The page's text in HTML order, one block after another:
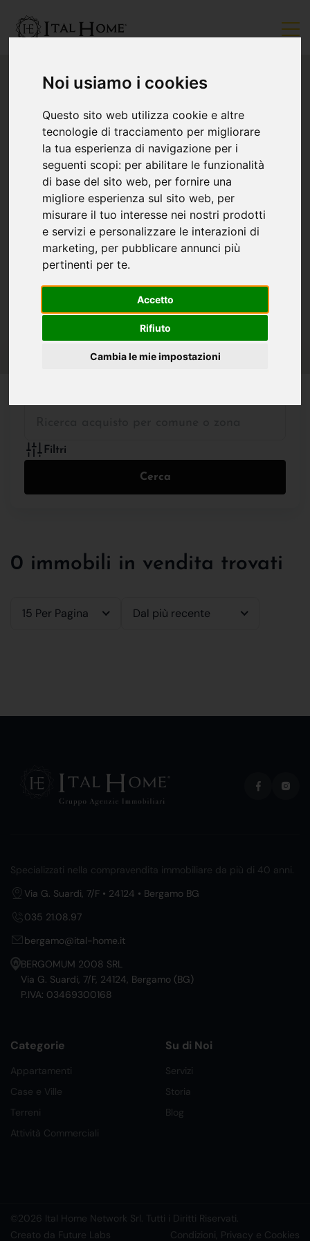
Noi usiamo i cookies
Questo sito web utilizza cookie e altre
tecnologie di tracciamento per migliorare
la tua esperienza di navigazione per i
seguenti scopi: per abilitare le funzionalità
di base del sito web, per fornire una
migliore esperienza sul sito web, per
misurare il tuo interesse nei nostri prodotti
e servizi e personalizzare le interazioni di
marketing, per pubblicare annunci più
pertinenti per te.
Accetto
Rifiuto
Cambia le mie impostazioni
Filtri
Cerca
0 immobili in vendita trovati
15 Per Pagina Dal più recente
Specializzati nella compravendita immobiliare da più di 40 anni.
Via G. Suardi, 7/F • 24124 • Bergamo BG
035 21.08.97
bergamo@ital-home.it
BERGOMUM 2008 SRL
Via G. Suardi, 7/F, 24124, Bergamo (BG)
P.IVA: 03469300168
Categorie
Appartamenti
Case e Ville
Terreni
Attività Commerciali
Su di Noi
Servizi
Storia
Blog
©2026 Ital Home Network Srl. Tutti i Diritti Riservati.
Creato da Future Labs
Condizioni, Privacy e Cookies